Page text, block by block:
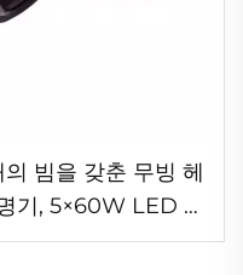
빔을 갖춘 무빙 헤
기, 5×60W LED 워
클럽용)